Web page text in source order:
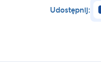
Udostępnij: